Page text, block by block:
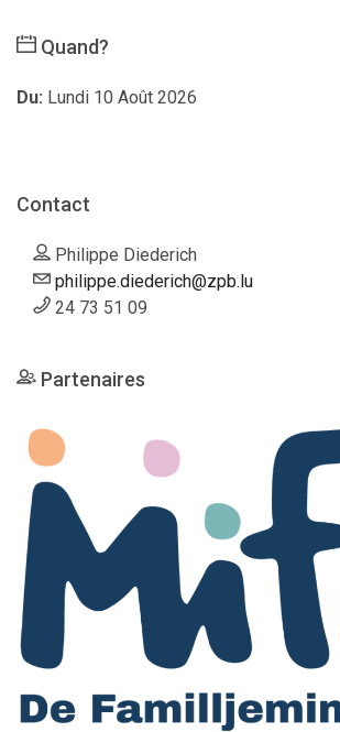
Quand?
Du: Lundi 10 Août 2026
Contact
Philippe Diederich
philippe.diederich@zpb.lu
24 73 51 09
Partenaires